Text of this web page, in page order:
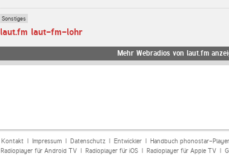
Sonstiges
laut.fm laut-fm-lohr
Mehr Webradios von laut.fm
Kontakt| Impressum| Datenschutz| Entwickler| Handbuch phonostar-Player
Radioplayer für Android TV| Radioplayer für iOS| Radioplayer für Apple TV|